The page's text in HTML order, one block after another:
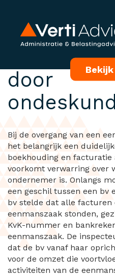
Geen
door
Bij de overgang van een
het belangrijk een
boekhouding en facturatie
voorkomt verwarring over
ondernemer is. Onlangs
een geschil tussen een bv
bv stelde dat alle facturen
eenmanszaak stonden,
KvK-nummer en
eenmanszaak. De
dat de bv vanaf haar
voor de omzet die
activiteiten van de